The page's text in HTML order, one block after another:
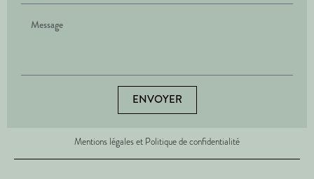
ENVOYER
Mentions légales et Politique de confidentialité